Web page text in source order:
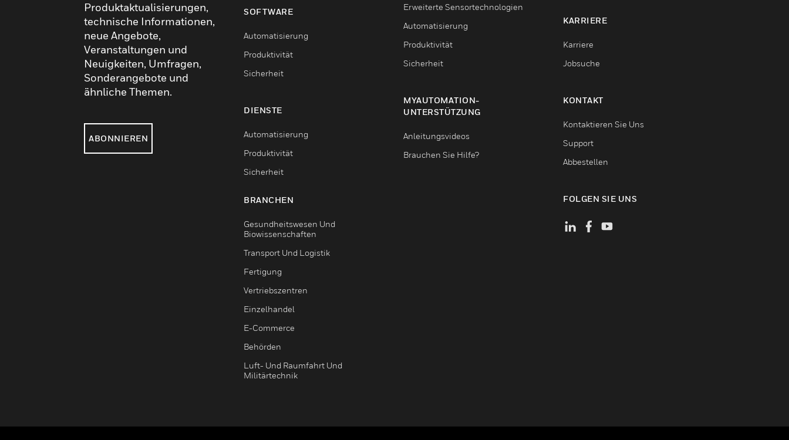
Produktaktualisierungen,
technische Informationen,
neue Angebote,
Veranstaltungen und
Neuigkeiten, Umfragen,
Sonderangebote und
ähnliche Themen.
ABONNIEREN
SOFTWARE
Automatisierung
Produktivität
Sicherheit
DIENSTE
Automatisierung
Produktivität
Sicherheit
BRANCHEN
Gesundheitswesen Und
Biowissenschaften
Transport Und Logistik
Fertigung
Vertriebszentren
Einzelhandel
E-Commerce
Behörden
Luft- Und Raumfahrt Und
Militärtechnik
Erweiterte Sensortechnologien
Automatisierung
Produktivität
Sicherheit
MYAUTOMATION-
UNTERSTÜTZUNG
Anleitungsvideos
Brauchen Sie Hilfe?
KARRIERE
Karriere
Jobsuche
KONTAKT
Kontaktieren Sie Uns
Support
Abbestellen
FOLGEN SIE UNS